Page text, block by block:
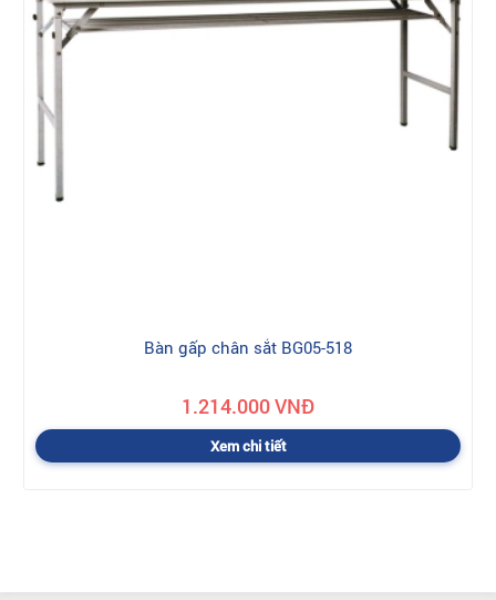
Bàn gấp chân sắt BG05-518
1.214.000 VNĐ
Xem chi tiết